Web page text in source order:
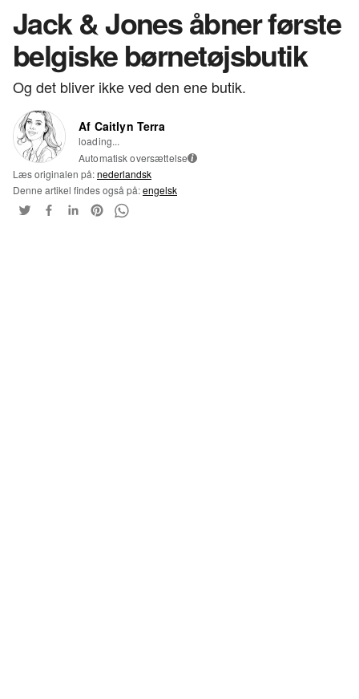
Jack & Jones åbner første
belgiske børnetøjsbutik
Og det bliver ikke ved den ene butik.
Af Caitlyn Terra
loading...
Automatisk oversættelse i
Læs originalen på:nederlandsk
Denne artikel findes også på:engelsk